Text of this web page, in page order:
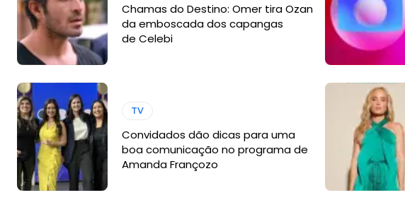
Chamas do Destino: Omer tira Ozan
da emboscada dos capangas
de Celebi
TV
Convidados dão dicas para uma
boa comunicação no programa de
Amanda Françozo